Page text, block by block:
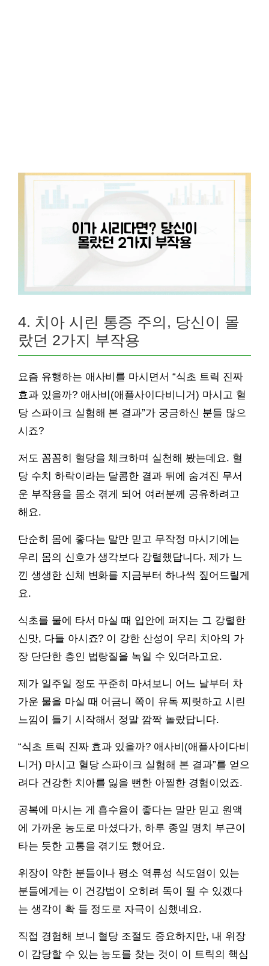
4. 치아 시린 통증 주의, 당신이 몰
랐던 2가지 부작용
요즘 유행하는 애사비를 마시면서 “식초 트릭 진짜
효과 있을까? 애사비(애플사이다비니거) 마시고 혈
당 스파이크 실험해 본 결과”가 궁금하신 분들 많으
시죠?
저도 꼼꼼히 혈당을 체크하며 실천해 봤는데요. 혈
당 수치 하락이라는 달콤한 결과 뒤에 숨겨진 무서
운 부작용을 몸소 겪게 되어 여러분께 공유하려고
해요.
단순히 몸에 좋다는 말만 믿고 무작정 마시기에는
우리 몸의 신호가 생각보다 강렬했답니다. 제가 느
낀 생생한 신체 변화를 지금부터 하나씩 짚어드릴게
요.
식초를 물에 타서 마실 때 입안에 퍼지는 그 강렬한
신맛, 다들 아시죠? 이 강한 산성이 우리 치아의 가
장 단단한 층인 법랑질을 녹일 수 있더라고요.
제가 일주일 정도 꾸준히 마셔보니 어느 날부터 차
가운 물을 마실 때 어금니 쪽이 유독 찌릿하고 시린
느낌이 들기 시작해서 정말 깜짝 놀랐답니다.
“식초 트릭 진짜 효과 있을까? 애사비(애플사이다비
니거) 마시고 혈당 스파이크 실험해 본 결과”를 얻으
려다 건강한 치아를 잃을 뻔한 아찔한 경험이었죠.
공복에 마시는 게 흡수율이 좋다는 말만 믿고 원액
에 가까운 농도로 마셨다가, 하루 종일 명치 부근이
타는 듯한 고통을 겪기도 했어요.
위장이 약한 분들이나 평소 역류성 식도염이 있는
분들에게는 이 건강법이 오히려 독이 될 수 있겠다
는 생각이 확 들 정도로 자극이 심했네요.
직접 경험해 보니 혈당 조절도 중요하지만, 내 위장
이 감당할 수 있는 농도를 찾는 것이 이 트릭의 핵심